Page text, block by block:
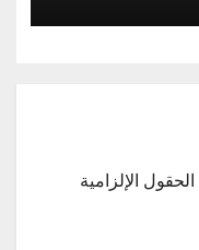
الحقول الإلزامية